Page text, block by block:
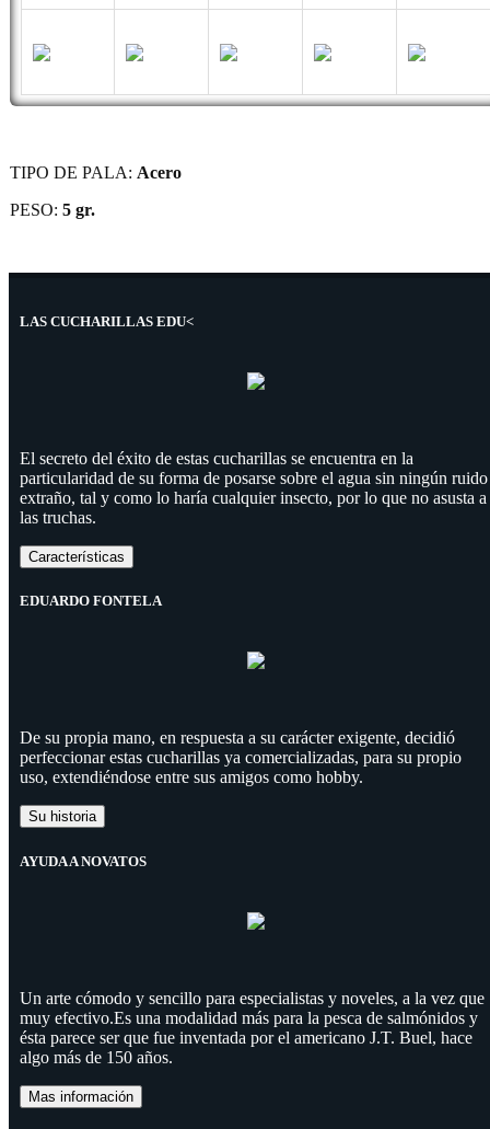
TIPO DE PALA: Acero
PESO: 5 gr.
LAS CUCHARILLAS EDU<
El secreto del éxito de estas cucharillas se encuentra en la
particularidad de su forma de posarse sobre el agua sin ningún ruido
extraño, tal y como lo haría cualquier insecto, por lo que no asusta a
las truchas.
Características
EDUARDO FONTELA
De su propia mano, en respuesta a su carácter exigente, decidió
perfeccionar estas cucharillas ya comercializadas, para su propio
uso, extendiéndose entre sus amigos como hobby.
Su historia
AYUDA A NOVATOS
Un arte cómodo y sencillo para especialistas y noveles, a la vez que
muy efectivo.Es una modalidad más para la pesca de salmónidos y
ésta parece ser que fue inventada por el americano J.T. Buel, hace
algo más de 150 años.
Mas información